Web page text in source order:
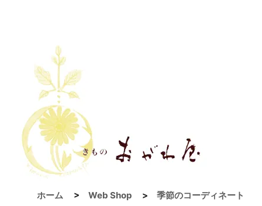
ホーム > Web Shop > 季節のコーディネート